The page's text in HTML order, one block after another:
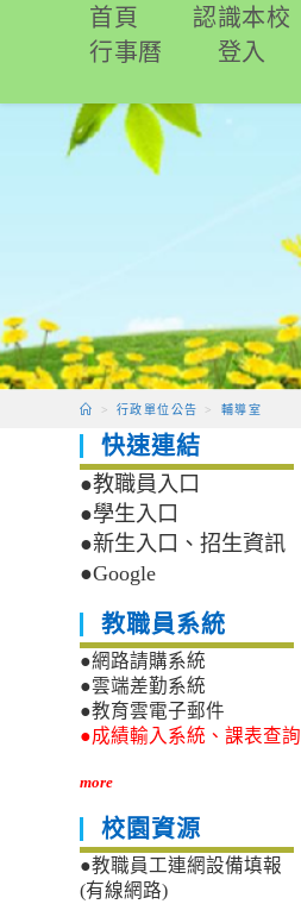
要
首頁 認識本校
行事曆
登入
> 行政單位公告 > 輔導室
快速連結
●教職員入口
●學生入口
●新生入口、招生資訊
●Google
教職員系統
●網路請購系統
●雲端差勤系統
●教育雲電子郵件
●成績輸入系統、課表查詢
more
校園資源
●教職員工連網設備填報
(有線網路)